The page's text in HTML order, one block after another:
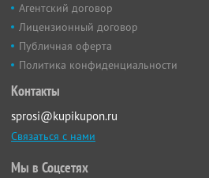
Агентский договор
Лицензионный договор
Публичная оферта
Политика конфиденциальности
Контакты
sprosi@kupikupon.ru
Связаться с нами
Мы в Соцсетях